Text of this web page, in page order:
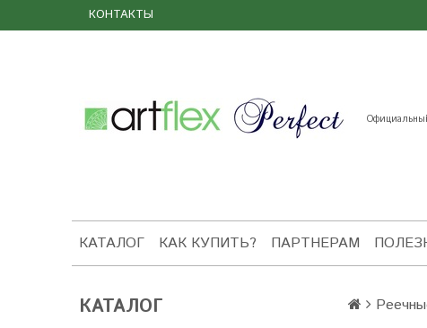
КОНТАКТЫ
КАТАЛОГ КАК КУПИТЬ? ПАРТНЕРАМ
КАТАЛОГ